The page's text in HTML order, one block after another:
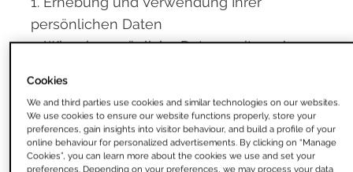
persönlichen Daten
Wie wir persönliche Daten weitergeben
Werbung und Marketing
Aufbewahrungszeiträume
Cookies
Eingebettete Videos
Cookies
We and third parties use cookies and similar technologies on our websites.
We use cookies to ensure our website functions properly, store your
preferences, gain insights into visitor behaviour, and build a profile of your
online behaviour for personalized advertisements. By clicking on “Manage
Cookies”, you can learn more about the cookies we use and set your
preferences. Depending on your preferences, we may process your data